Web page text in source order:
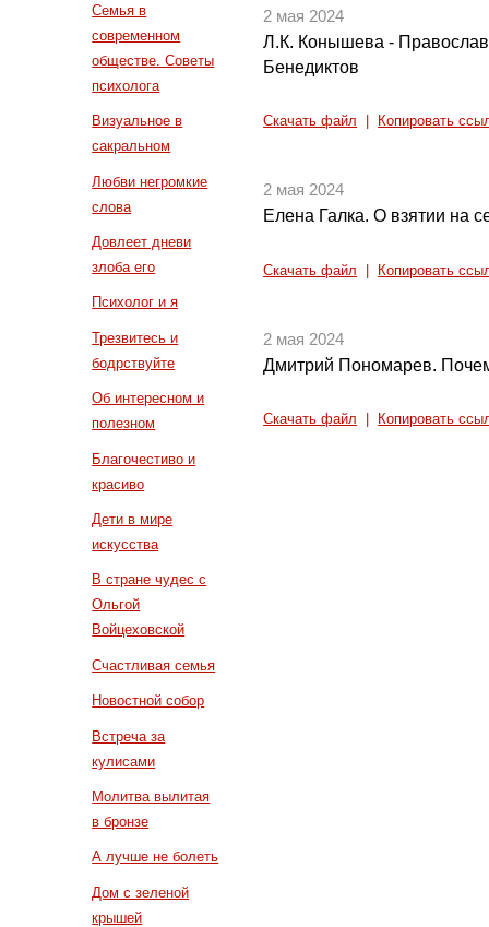
Семья в
современном
обществе. Советы
психолога
Визуальное в
сакральном
Любви негромкие
слова
Довлеет дневи
злоба его
Психолог и я
Трезвитесь и
бодрствуйте
Об интересном и
полезном
Благочестиво и
красиво
Дети в мире
искусства
В стране чудес с
Ольгой
Войцеховской
Счастливая семья
Новостной собор
Встреча за
кулисами
Молитва вылитая
в бронзе
А лучше не болеть
Дом с зеленой
крышей
2 мая 2024
Л.К. Конышева -
Бенедиктов
Скачать файл Копировать
2 мая 2024
Елена Галка. О взятии на
Скачать файл Копировать
2 мая 2024
Дмитрий Пономарев.
Скачать файл Копировать